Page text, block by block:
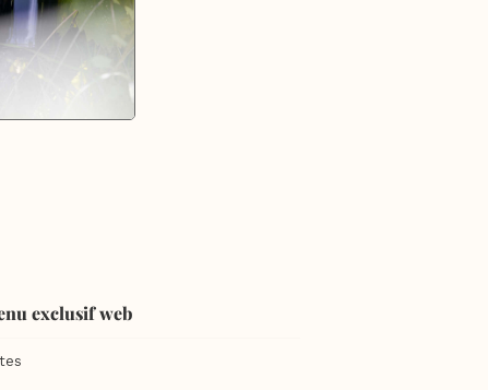
exclusif web